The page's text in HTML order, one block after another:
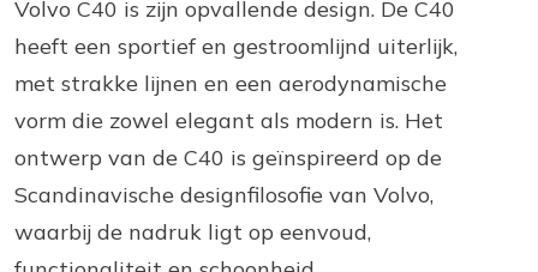
Volvo C40 is zijn opvallende design. De C40
heeft een sportief en gestroomlijnd uiterlijk,
met strakke lijnen en een aerodynamische
vorm die zowel elegant als modern is. Het
ontwerp van de C40 is geïnspireerd op de
Scandinavische designfilosofie van Volvo,
waarbij de nadruk ligt op eenvoud,